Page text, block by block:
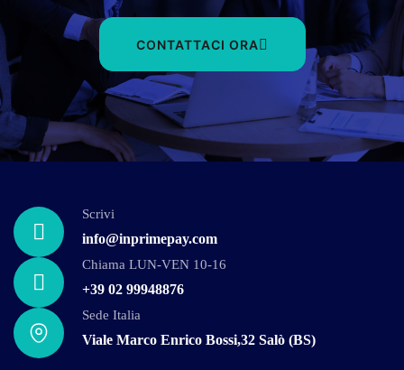
CONTATTACI ORA
Scrivi
info@inprimepay.com
Chiama LUN-VEN 10-16
+39 02 99948876
Sede Italia
Viale Marco Enrico Bossi,32 Salò (BS)